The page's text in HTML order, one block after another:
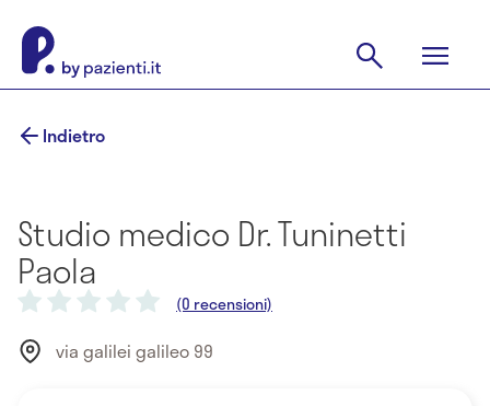
Indietro
Studio medico Dr. Tuninetti
Paola
(0 recensioni)
via galilei galileo 99